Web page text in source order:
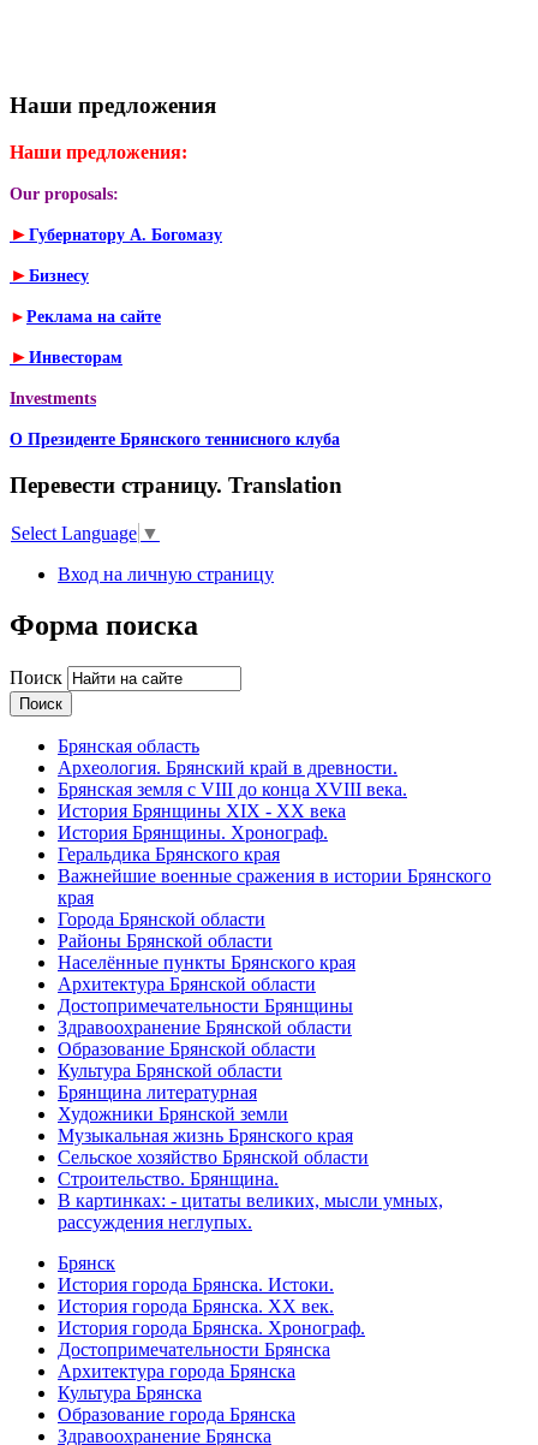
Наши предложения
Наши предложения:
Our proposals:
► Губернатору А. Богомазу
► Бизнесу
► Реклама на сайте
► Инвесторам
Investments
О Президенте Брянского теннисного клуба
Перевести страницу. Translation
Select Language ▼
Вход на личную страницу
Форма поиска
Поиск
Брянская область
Археология. Брянский край в древности.
Брянская земля с VIII до конца XVIII века.
История Брянщины XIX - XX века
История Брянщины. Хронограф.
Геральдика Брянского края
Важнейшие военные сражения в истории Брянского
края
Города Брянской области
Районы Брянской области
Населённые пункты Брянского края
Архитектура Брянской области
Достопримечательности Брянщины
Здравоохранение Брянской области
Образование Брянской области
Культура Брянской области
Брянщина литературная
Художники Брянской земли
Музыкальная жизнь Брянского края
Сельское хозяйство Брянской области
Строительство. Брянщина.
В картинках: - цитаты великих, мысли умных,
рассуждения неглупых.
Брянск
История города Брянска. Истоки.
История города Брянска. XX век.
История города Брянска. Хронограф.
Достопримечательности Брянска
Архитектура города Брянска
Культура Брянска
Образование города Брянска
Здравоохранение Брянска